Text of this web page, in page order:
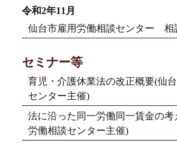
令和2年11月
仙台市雇用労働相談センター 相
セミナー等
育児・介護休業法の改正概要(仙
センター主催)
法に沿った同一労働同一賃金の考
労働相談センター主催)